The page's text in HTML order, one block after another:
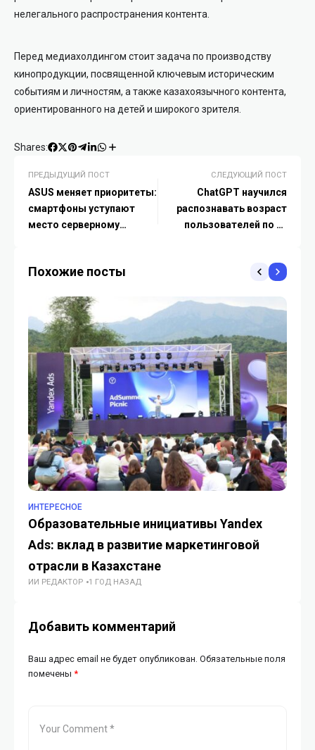
нелегального распространения контента.
Перед медиахолдингом стоит задача по производству
кинопродукции, посвященной ключевым историческим
событиям и личностям, а также казахоязычного контента,
ориентированного на детей и широкого зрителя.
Shares:
ПРЕДЫДУЩИЙ ПОСТ
ASUS меняет приоритеты:
смартфоны уступают
место серверному
СЛЕДУЮЩИЙ ПОСТ
ChatGPT научился
распознавать возраст
пользователей по их
Похожие посты
ИНТЕРЕСНОЕ
Образовательные инициативы Yandex
Ads: вклад в развитие маркетинговой
отрасли в Казахстане
ИИ РЕДАКТОР 1 ГОД НАЗАД
Добавить комментарий
Ваш адрес email не будет опубликован. Обязательные поля
помечены *